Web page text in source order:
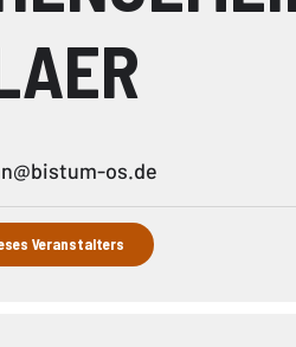
os.de
Veranstalters